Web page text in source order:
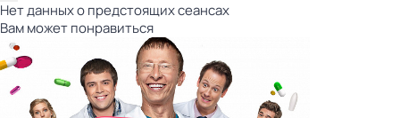
Нет данных о предстоящих сеансах
Вам может понравиться